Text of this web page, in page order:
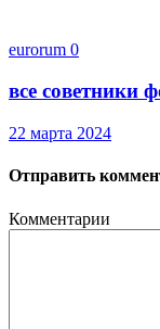
eurorum 0
все советники
22 марта 2024
Отправить
Комментарии